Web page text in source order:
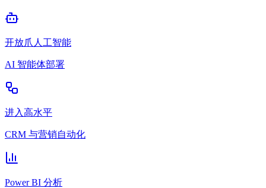
开放爪人工智能
AI 智能体部署
进入高水平
CRM 与营销自动化
Power BI 分析